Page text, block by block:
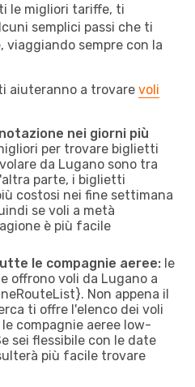
le migliori tariffe, ti
semplici passi che ti
viaggiando sempre con la
aiuteranno a trovare voli
nei giorni più
per trovare biglietti
da Lugano sono tra
parte, i biglietti
costosi nei fine settimana
se voli a metà
è più facile
le compagnie aeree: le
offrono voli da Lugano a
Non appena il
ti offre l'elenco dei voli
compagnie aeree low-
sei flessibile con le date
più facile trovare